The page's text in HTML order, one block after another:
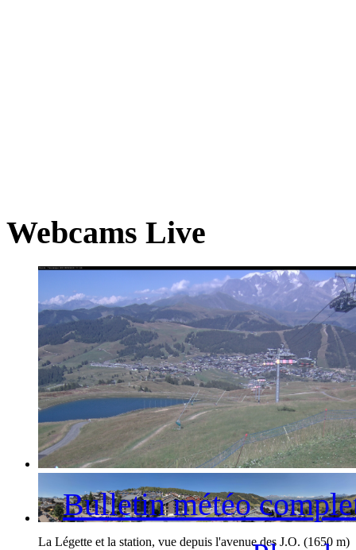
Webcams Live
La station des Saisies et le Mont-Blanc
La Légette et la station, vue depuis l'avenue des J.O. (1650 m)
Bulletin météo